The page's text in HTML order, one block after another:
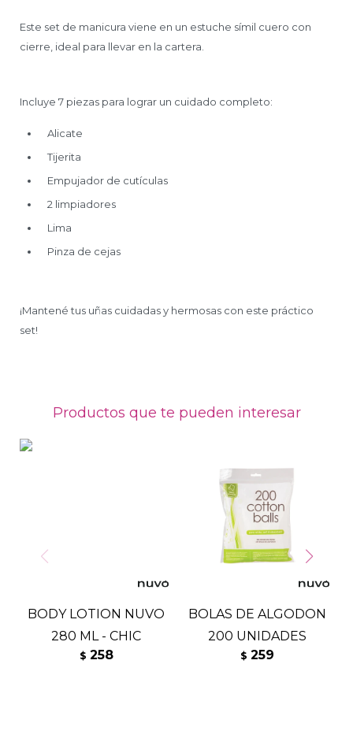
Este set de manicura viene en un estuche símil cuero con
cierre, ideal para llevar en la cartera.
Incluye 7 piezas para lograr un cuidado completo:
Alicate
Tijerita
Empujador de cutículas
2 limpiadores
Lima
Pinza de cejas
¡Mantené tus uñas cuidadas y hermosas con este práctico
set!
Productos que te pueden interesar
BODY LOTION NUVO
280 ML - CHIC
$ 258
BOLAS DE ALGODON
200 UNIDADES
$ 259